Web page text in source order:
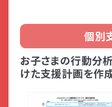
個別
お子さまの行動分
けた支援計画を作